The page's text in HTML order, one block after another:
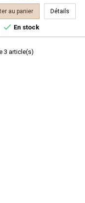
au panier Détails
 En stock
3 article(s)